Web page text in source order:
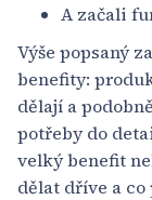
A začali
Výše popsaný
benefity:
dělají a
potřeby do
velký benefit
dělat dříve a